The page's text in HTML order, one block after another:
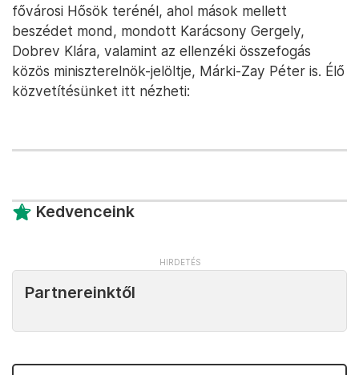
fővárosi Hősök terénél, ahol mások mellett
beszédet mond, mondott Karácsony Gergely,
Dobrev Klára, valamint az ellenzéki összefogás
közös miniszterelnök-jelöltje, Márki-Zay Péter is. Élő
közvetítésünket itt nézheti:
Kedvenceink
Partnereinktől